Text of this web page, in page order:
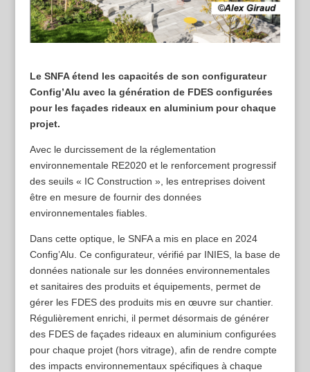
Le SNFA étend les capacités de son configurateur
Config’Alu avec la génération de FDES configurées
pour les façades rideaux en aluminium pour chaque
projet.
Avec le durcissement de la réglementation
environnementale RE2020 et le renforcement progressif
des seuils « IC Construction », les entreprises doivent
être en mesure de fournir des données
environnementales fiables.
Dans cette optique, le SNFA a mis en place en 2024
Config’Alu. Ce configurateur, vérifié par INIES, la base de
données nationale sur les données environnementales
et sanitaires des produits et équipements, permet de
gérer les FDES des produits mis en œuvre sur chantier.
Régulièrement enrichi, il permet désormais de générer
des FDES de façades rideaux en aluminium configurées
pour chaque projet (hors vitrage), afin de rendre compte
des impacts environnementaux spécifiques à chaque